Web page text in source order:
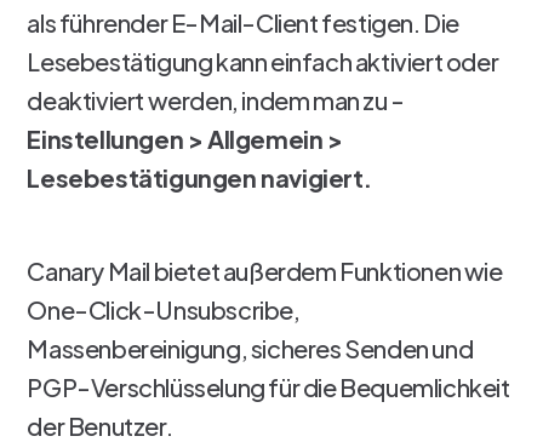
als führender E-Mail-Client festigen. Die
Lesebestätigung kann einfach aktiviert oder
deaktiviert werden, indem man zu -
Einstellungen > Allgemein >
Lesebestätigungen navigiert.
Canary Mail bietet außerdem Funktionen wie
One-Click-Unsubscribe,
Massenbereinigung, sicheres Senden und
PGP-Verschlüsselung für die Bequemlichkeit
der Benutzer.